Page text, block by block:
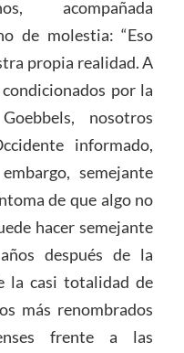
acompañada
de molestia: “Eso
propia realidad. A
por la
nosotros
informado,
semejante
de que algo no
hacer semejante
después de la
la casi totalidad de
más renombrados
frente a las